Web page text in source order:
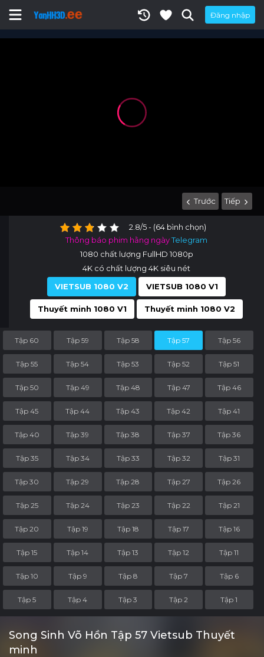
Đăng nhập
Trước Tiếp
2.8/5 - (64 bình chọn)
Thông báo phim hằng ngàyTelegram
1080 chất lượng FullHD 1080p
4K có chất lượng 4K siêu nét
VIETSUB 1080 V2
VIETSUB 1080 V1
Thuyết minh 1080 V1 Thuyết minh 1080 V2
Tập 60 Tập 59 Tập 58 Tập 57 Tập 56
Tập 55 Tập 54 Tập 53 Tập 52 Tập 51
Tập 50 Tập 49 Tập 48 Tập 47 Tập 46
Tập 45 Tập 44 Tập 43 Tập 42 Tập 41
Tập 40 Tập 39 Tập 38 Tập 37 Tập 36
Tập 35 Tập 34 Tập 33 Tập 32 Tập 31
Tập 30 Tập 29 Tập 28 Tập 27 Tập 26
Tập 25 Tập 24 Tập 23 Tập 22 Tập 21
Tập 20 Tập 19 Tập 18 Tập 17 Tập 16
Tập 15 Tập 14 Tập 13 Tập 12 Tập 11
Tập 10 Tập 9 Tập 8 Tập 7 Tập 6
Tập 5 Tập 4 Tập 3 Tập 2 Tập 1
Song Sinh Võ Hồn Tập 57 Vietsub Thuyết
minh